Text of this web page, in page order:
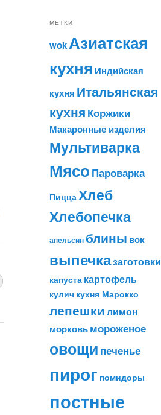
МЕТКИ
wokАзиатская
кухня Индийская
кухня Итальянская
кухня Коржики
Макаронные изделия
Мультиварка
Мясо Пароварка
Пицца Хлеб
Хлебопечка
апельсин блины вок
выпечказаготовки
капуста картофель
кулич кухня Марокко
лепешкилимон
морковьмороженое
овощи печенье
пирог помидоры
постные